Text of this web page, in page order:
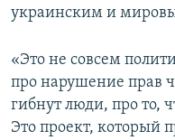
украинским и
«Это не совсем
про нарушение прав
гибнут люди, про то,
Это проект, который